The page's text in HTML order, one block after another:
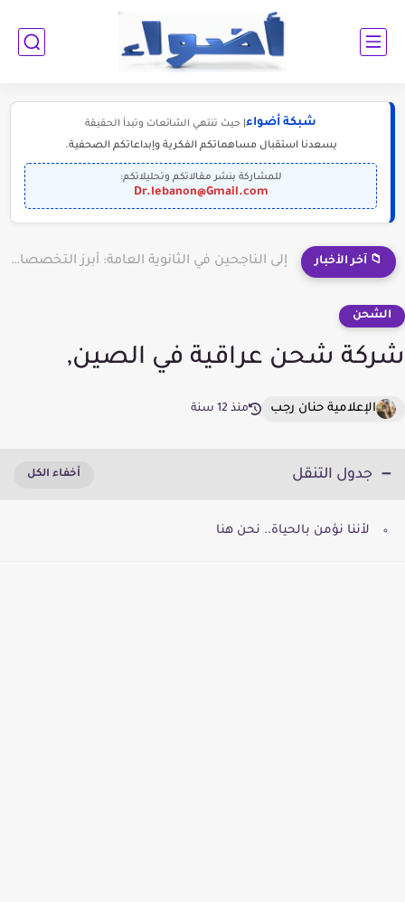
شبكة أضواء | حيث تنتهي الشائعات وتبدأ الحقيقة
يسعدنا استقبال مساهماتكم الفكرية وإبداعاتكم الصحفية.
للمشاركة بنشر مقالاتكم وتحليلاتكم:
Dr.lebanon@Gmail.com
📁 آخر الأخبار إلى الناجحين في الثانوية العامة: أبرز التخصصات المطلوبة للمستقبل (2030-2050)
الشحن
شركة شحن عراقية في الصين,
الإعلامية حنان رجب منذ 12 سنة
جدول التنقل
لأننا نؤمن بالحياة.. نحن هنا